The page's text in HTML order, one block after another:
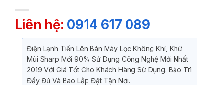
Liên hệ: 0914 617 089
Điện Lạnh Tiến Lên Bán Máy Lọc Không Khí, Khử
Mùi Sharp Mới 90% Sử Dụng Công Nghệ Mới Nhất
2019 Với Giá Tốt Cho Khách Hàng Sử Dụng. Bảo Trì
Đầy Đủ Và Bao Lắp Đặt Tận Nơi.